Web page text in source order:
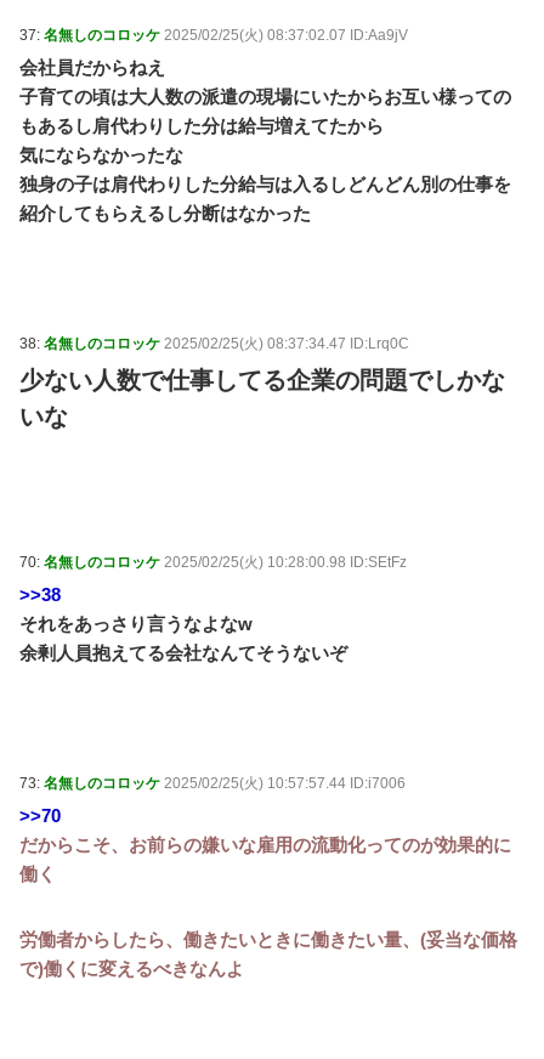
37: 名無しのコロッケ 2025/02/25(火) 08:37:02.07 ID:Aa9jV
会社員だからねえ
子育ての頃は大人数の派遣の現場にいたからお互い様っての
もあるし肩代わりした分は給与増えてたから
気にならなかったな
独身の子は肩代わりした分給与は入るしどんどん別の仕事を
紹介してもらえるし分断はなかった
38: 名無しのコロッケ 2025/02/25(火) 08:37:34.47 ID:Lrq0C
少ない人数で仕事してる企業の問題でしかな
いな
70: 名無しのコロッケ 2025/02/25(火) 10:28:00.98 ID:SEtFz
>>38
それをあっさり言うなよなw
余剰人員抱えてる会社なんてそうないぞ
73: 名無しのコロッケ 2025/02/25(火) 10:57:57.44 ID:i7006
>>70
だからこそ、お前らの嫌いな雇用の流動化ってのが効果的に
働く
労働者からしたら、働きたいときに働きたい量、(妥当な価格
で)働くに変えるべきなんよ